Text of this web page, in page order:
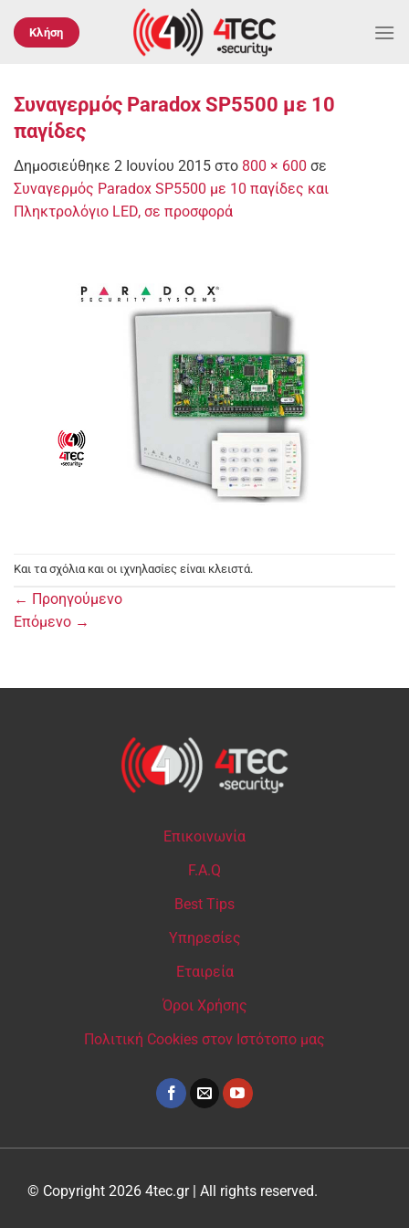
στο
Κλήση
Συναγερμός Paradox SP5500 με 10
παγίδες
Δημοσιεύθηκε 2 Ιουνίου 2015 στο 800 × 600 σε
Συναγερμός Paradox SP5500 με 10 παγίδες και
Πληκτρολόγιο LED, σε προσφορά
Και τα σχόλια και οι ιχνηλασίες είναι κλειστά.
← Προηγούμενο
Επόμενο →
Επικοινωνία
F.A.Q
Best Tips
Υπηρεσίες
Εταιρεία
Όροι Χρήσης
Πολιτική Cookies στον Ιστότοπο μας
© Copyright 2026 4tec.gr | All rights reserved.